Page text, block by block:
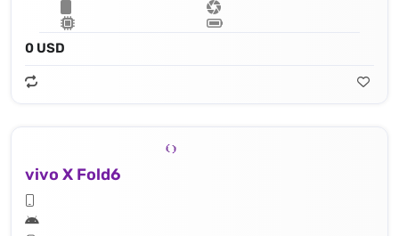
0 USD
vivo X Fold6